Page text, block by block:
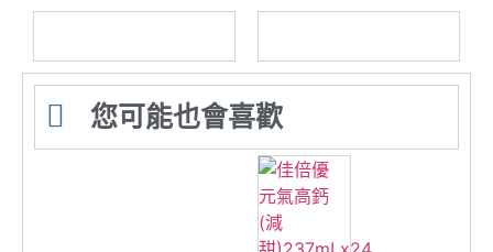
您可能也會喜歡